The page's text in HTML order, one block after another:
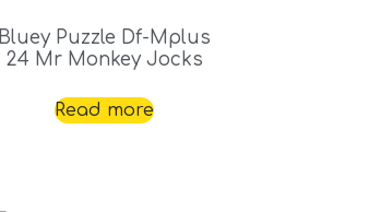
Bluey Puzzle Df-Mplus
24 Mr Monkey Jocks
Read more